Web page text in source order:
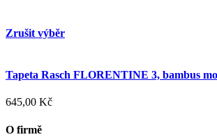
Zrušit výběr
Tapeta Rasch FLORENTINE 3, bambus
645,00 Kč
O firmě